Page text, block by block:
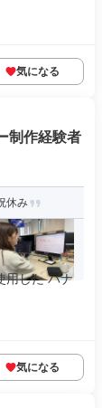
気になる
制作経験者
休み
用した バナ
気になる